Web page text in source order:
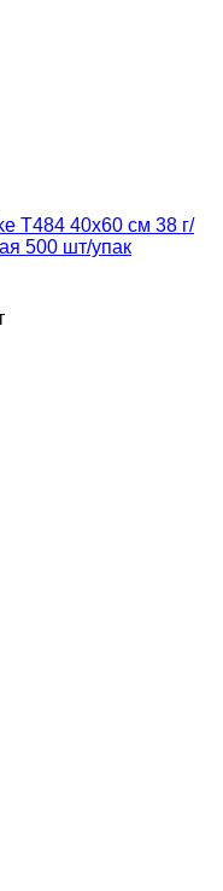
Т484 40х60 см 38 г/
500 шт/упак